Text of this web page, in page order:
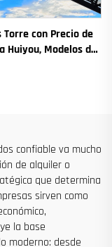
Torre con Precio de
Huiyou, Modelos de
confiable va mucho
de alquiler o
que determina
sirven como
la base
moderno: desde